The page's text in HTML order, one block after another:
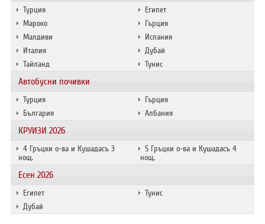
Турция
Египет
Мароко
Гърция
Малдиви
Испания
Италия
Дубай
Тайланд
Тунис
Автобусни почивки
Турция
Гърция
България
Албания
КРУИЗИ 2026
4 Гръцки о-ва и Кушадасъ 3
нощ.
5 Гръцки о-ва и Кушадасъ 4
нощ.
Есен 2026
Египет
Тунис
Дубай